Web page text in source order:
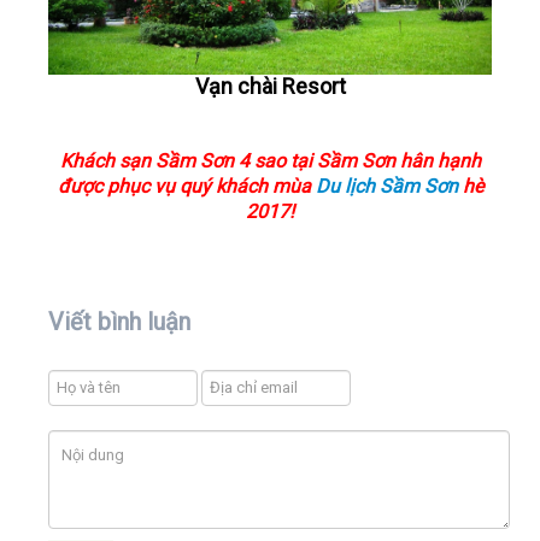
Vạn chài Resort
Khách sạn Sầm Sơn 4 sao tại Sầm Sơn hân hạnh
được phục vụ quý khách mùa Du lịch Sầm Sơnhè
2017!
Viết bình luận